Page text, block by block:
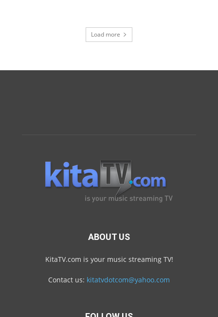
Load more
ABOUT US
KitaTV.com is your music streaming TV!
Contact us: kitatvdotcom@yahoo.com